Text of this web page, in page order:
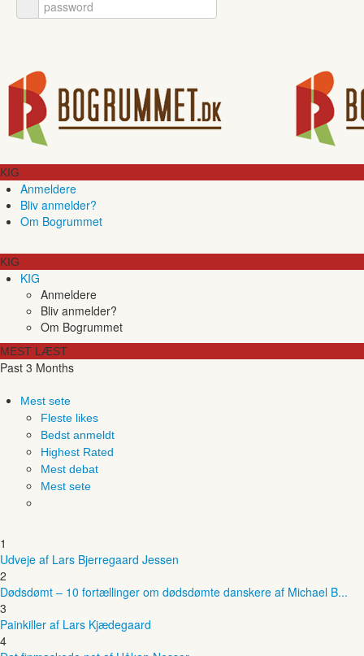
KIG
Anmeldere
Bliv anmelder?
Om Bogrummet
KIG
KIG
Anmeldere
Bliv anmelder?
Om Bogrummet
MEST LÆST
Past 3 Months
Mest sete
Fleste likes
Bedst anmeldt
Highest Rated
Mest debat
Mest sete
1
Udveje af Lars Bjerregaard Jessen
2
Dødsdømt – 10 fortællinger om dødsdømte danskere af Michael B...
3
Painkiller af Lars Kjædegaard
4